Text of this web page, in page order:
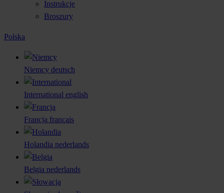
Instrukcje
Broszury
Polska
Niemcy deutsch
International english
Francja français
Holandia nederlands
Belgia nederlands